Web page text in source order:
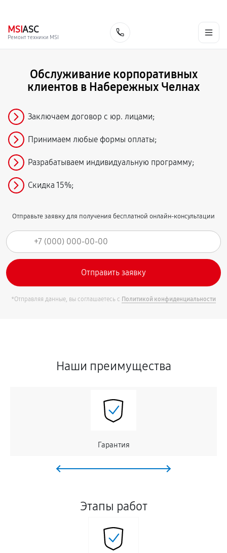
MSIASC
Ремонт техники MSI
Обслуживание корпоративных
клиентов в Набережных Челнах
Заключаем договор с юр. лицами;
Принимаем любые формы оплаты;
Разрабатываем индивидуальную программу;
Скидка 15%;
Отправьте заявку для получения бесплатной онлайн-консультации
*Отправляя данные, вы соглашаетесь с Политикой конфиденциальности
Наши преимущества
Гарантия
Этапы работ